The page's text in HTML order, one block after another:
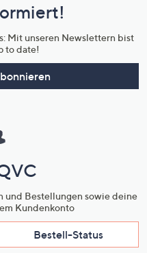
Mit unseren Newslettern bist
to date!
und Bestellungen sowie deine
Kundenkonto
Bestell-Status